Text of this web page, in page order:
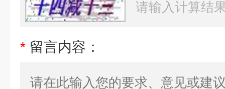
* 留言内容：